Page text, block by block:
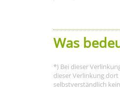
Was
*) Bei dieser
dieser Verlinkung
selbstverständlich